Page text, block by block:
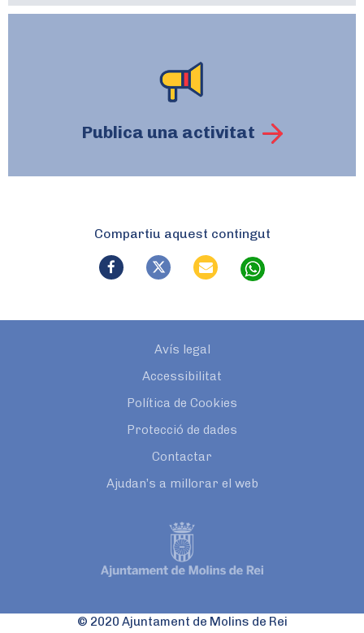
Publica una activitat
Compartiu aquest contingut
Avís legal
Accessibilitat
Política de Cookies
Protecció de dades
Contactar
Ajudan’s a millorar el web
© 2020 Ajuntament de Molins de Rei